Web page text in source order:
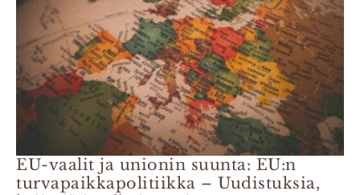
EU-vaalit ja unionin suunta: EU:n
turvapaikka­­politiikka – Uudistuksia,